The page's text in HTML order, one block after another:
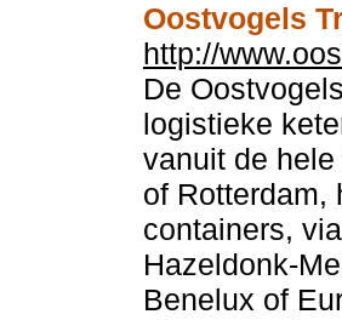
Oostvogels
http://
De
logistieke
vanuit de
of Rotterdam,
containers,
Hazeldonk-
Benelux of